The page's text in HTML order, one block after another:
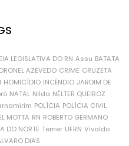
LEGISLATIVA DO RN Assu BATATA
AZEVEDO CRIME CRUZETA
HOMICÍDIO INCÊNDIO JARDIM DE
NATAL Nilda NÉLTER QUEIROZ
POLÍCIA POLÍCIA CIVIL
MOTTA RN ROBERTO GERMANO
DO NORTE Temer UFRN Vivaldo
DIAS